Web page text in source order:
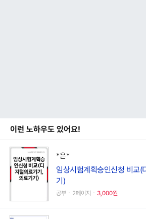
이런 노하우도 있어요!
*은*
임상시험계획승인신청 비교(
기)
공부ㆍ2페이지ㆍ 3,000원